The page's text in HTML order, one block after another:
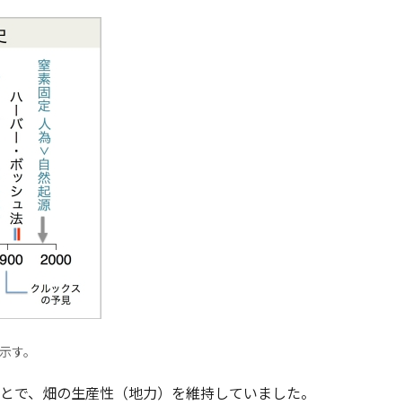
す。
、畑の生産性（地力）を維持していました。